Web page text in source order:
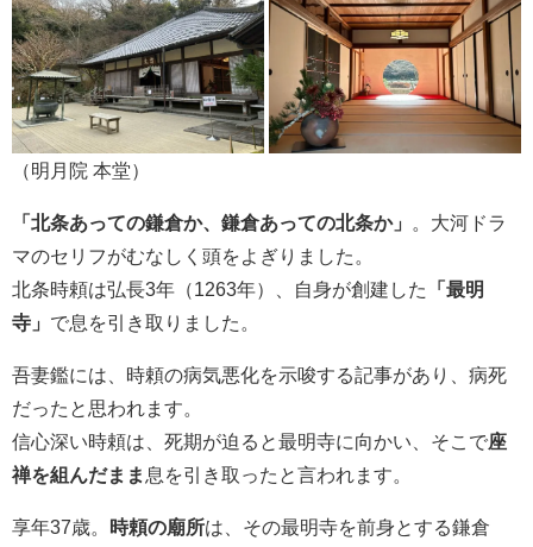
（明月院 本堂）
「北条あっての鎌倉か、鎌倉あっての北条か」
。大河ドラ
マのセリフがむなしく頭をよぎりました。
北条時頼は弘長3年（1263年）、自身が創建した
「最明
寺」 で息を引き取りました。
吾妻鑑には、時頼の病気悪化を示唆する記事があり、病死
だったと思われます。
信心深い時頼は、死期が迫ると最明寺に向かい、そこで座
禅を組んだまま 息を引き取ったと言われます。
享年37歳。 時頼の廟所は、その最明寺を前身とする鎌倉